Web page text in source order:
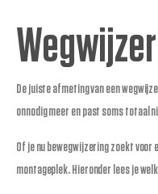
De juiste afmeting van een
onnodig meer en past soms totaal
Of je nu bewegwijzering zoekt
montageplek. Hieronder lees je